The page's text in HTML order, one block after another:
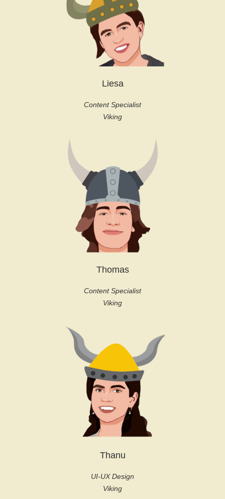
Liesa
Content Specialist
Viking
Thomas
Content Specialist
Viking
Thanu
UI-UX Design
Viking